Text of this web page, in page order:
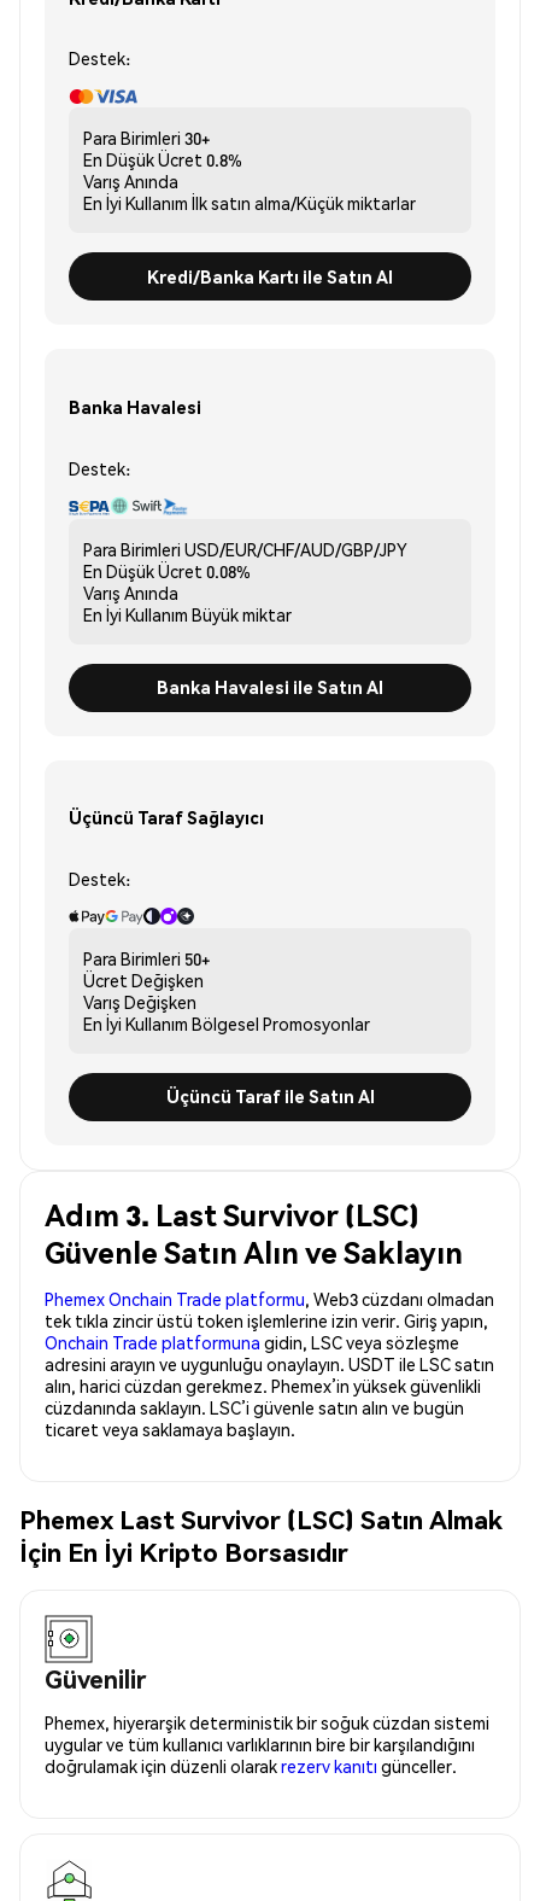
Destek:
Para Birimleri 30+
En Düşük Ücret 0.8%
Varış Anında
En İyi Kullanım İlk satın alma/Küçük miktarlar
Kredi/Banka Kartı ile Satın Al
Banka Havalesi
Destek:
Para Birimleri USD/EUR/CHF/AUD/GBP/JPY
En Düşük Ücret 0.08%
Varış Anında
En İyi Kullanım Büyük miktar
Banka Havalesi ile Satın Al
Üçüncü Taraf Sağlayıcı
Destek:
Para Birimleri 50+
Ücret Değişken
Varış Değişken
En İyi Kullanım Bölgesel Promosyonlar
Üçüncü Taraf ile Satın Al
Adım 3. Last Survivor (LSC)
Güvenle Satın Alın ve Saklayın
Phemex Onchain Trade platformu, Web3 cüzdanı olmadan
tek tıkla zincir üstü token işlemlerine izin verir. Giriş yapın,
Onchain Trade platformuna gidin, LSC veya sözleşme
adresini arayın ve uygunluğu onaylayın. USDT ile LSC satın
alın, harici cüzdan gerekmez. Phemex’in yüksek güvenlikli
cüzdanında saklayın. LSC’i güvenle satın alın ve bugün
ticaret veya saklamaya başlayın.
Phemex Last Survivor (LSC) Satın Almak
İçin En İyi Kripto Borsasıdır
Güvenilir
Phemex, hiyerarşik deterministik bir soğuk cüzdan sistemi
uygular ve tüm kullanıcı varlıklarının bire bir karşılandığını
doğrulamak için düzenli olarakrezerv kanıtı günceller.